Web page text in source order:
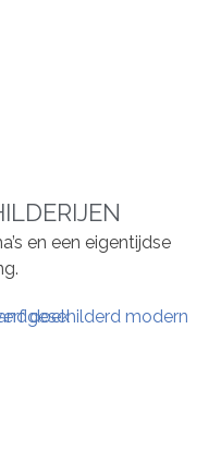
en een eigentijdse